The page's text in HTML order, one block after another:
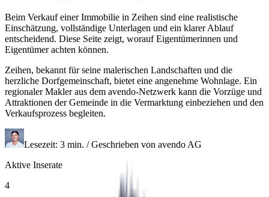
Beim Verkauf einer Immobilie in Zeihen sind eine realistische
Einschätzung, vollständige Unterlagen und ein klarer Ablauf
entscheidend. Diese Seite zeigt, worauf Eigentümerinnen und
Eigentümer achten können.
Zeihen, bekannt für seine malerischen Landschaften und die
herzliche Dorfgemeinschaft, bietet eine angenehme Wohnlage. Ein
regionaler Makler aus dem avendo-Netzwerk kann die Vorzüge und
Attraktionen der Gemeinde in die Vermarktung einbeziehen und den
Verkaufsprozess begleiten.
Lesezeit: 3 min. / Geschrieben von avendo AG
Aktive Inserate
4